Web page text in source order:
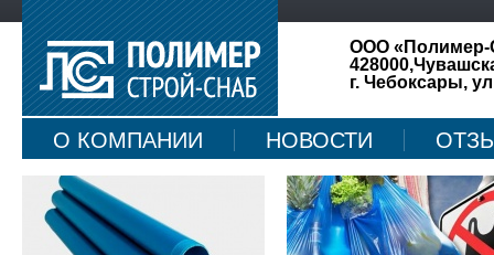
ООО «Полимер-
г. Чебоксары,
О КОМПАНИИ НОВОСТИ
КАРТА САЙТА